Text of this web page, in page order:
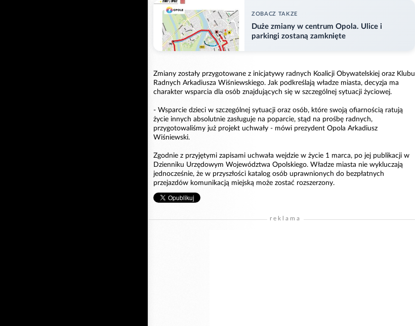
ZOBACZ TAKZE
Duże zmiany w centrum Opola. Ulice i
parkingi zostaną zamknięte
Zmiany zostały przygotowane z inicjatywy radnych Koalicji Obywatelskiej oraz Klubu
Radnych Arkadiusza Wiśniewskiego. Jak podkreślają władze miasta, decyzja ma
charakter wsparcia dla osób znajdujących się w szczególnej sytuacji życiowej.
- Wsparcie dzieci w szczególnej sytuacji oraz osób, które swoją ofiarnością ratują
życie innych absolutnie zasługuje na poparcie, stąd na prośbę radnych,
przygotowaliśmy już projekt uchwały - mówi prezydent Opola Arkadiusz
Wiśniewski.
Zgodnie z przyjętymi zapisami uchwała wejdzie w życie 1 marca, po jej publikacji w
Dzienniku Urzędowym Województwa Opolskiego. Władze miasta nie wykluczają
jednocześnie, że w przyszłości katalog osób uprawnionych do bezpłatnych
przejazdów komunikacją miejską może zostać rozszerzony.
reklama